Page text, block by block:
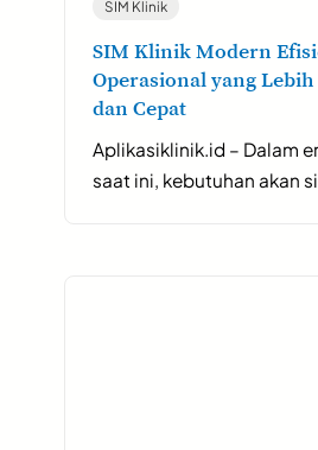
SIM Klinik
SIM Klinik Modern
Operasional yang
dan Cepat
Aplikasiklinik.id – Dalam
saat ini, kebutuhan akan